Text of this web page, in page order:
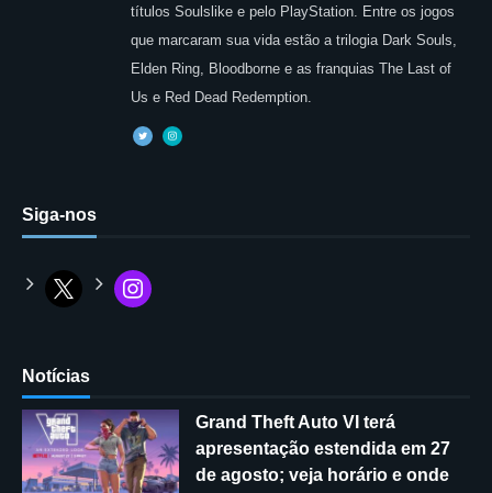
títulos Soulslike e pelo PlayStation. Entre os jogos
que marcaram sua vida estão a trilogia Dark Souls,
Elden Ring, Bloodborne e as franquias The Last of
Us e Red Dead Redemption.
Siga-nos
Notícias
Grand Theft Auto VI terá
apresentação estendida em 27
de agosto; veja horário e onde